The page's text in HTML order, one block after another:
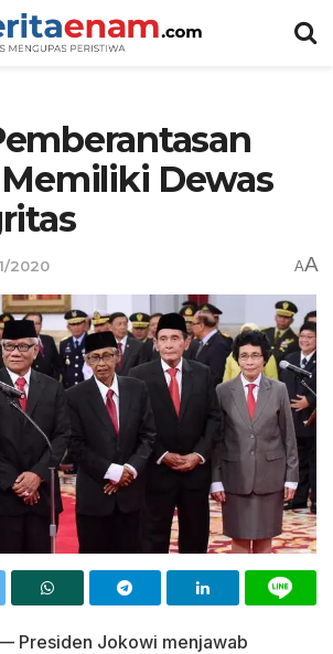
Dewas
2020 AA
Presiden Jokowi menjawab